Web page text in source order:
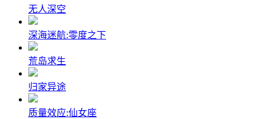
无人深空
深海迷航:零度之下
荒岛求生
归家异途
质量效应:仙女座